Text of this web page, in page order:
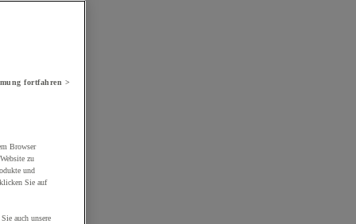
fortfahren >
Browser
zu
und
Sie auf
auch unsere